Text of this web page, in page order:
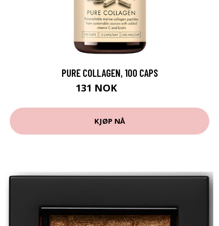
PURE COLLAGEN, 100 CAPS
131 NOK
KJØP NÅ